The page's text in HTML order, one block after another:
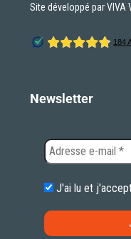
Site développé par VIVA
Newsletter
J'ai lu et